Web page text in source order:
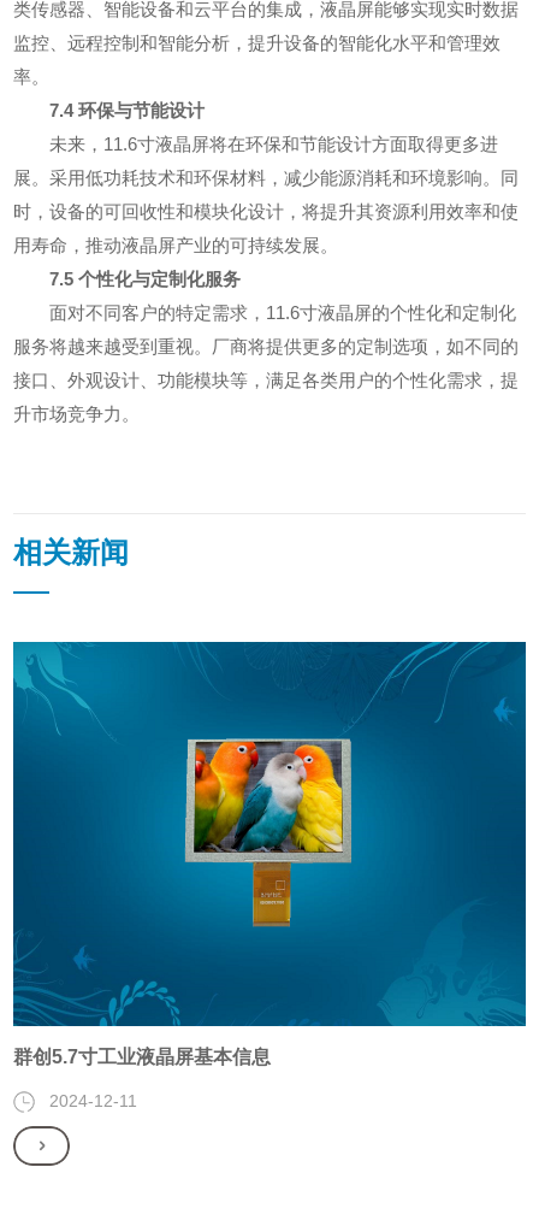
类传感器、智能设备和云平台的集成，液晶屏能够实现实时数据
监控、远程控制和智能分析，提升设备的智能化水平和管理效
率。
7.4 环保与节能设计
未来，11.6寸液晶屏将在环保和节能设计方面取得更多进
展。采用低功耗技术和环保材料，减少能源消耗和环境影响。同
时，设备的可回收性和模块化设计，将提升其资源利用效率和使
用寿命，推动液晶屏产业的可持续发展。
7.5 个性化与定制化服务
面对不同客户的特定需求，11.6寸液晶屏的个性化和定制化
服务将越来越受到重视。厂商将提供更多的定制选项，如不同的
接口、外观设计、功能模块等，满足各类用户的个性化需求，提
升市场竞争力。
相关新闻
群创5.7寸工业液晶屏基本信息
2024-12-11